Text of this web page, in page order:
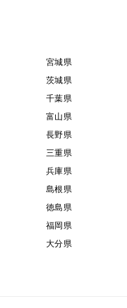
宮城県
茨城県
千葉県
富山県
長野県
三重県
兵庫県
島根県
徳島県
福岡県
大分県